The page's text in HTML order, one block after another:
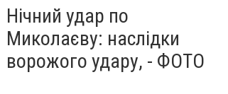
Нічний удар по
Миколаєву: наслідки
ворожого удару, - ФОТО